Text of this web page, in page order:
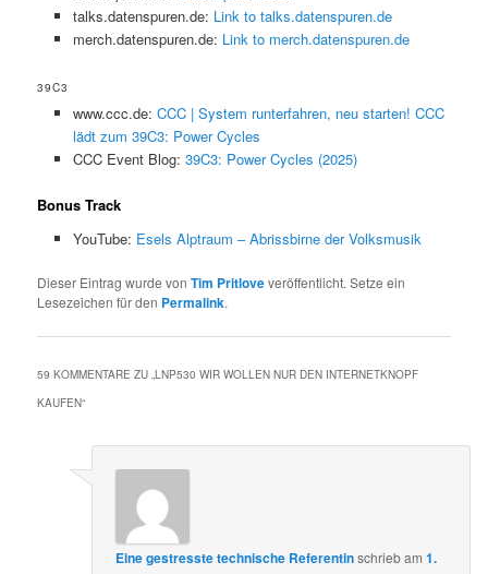
talks.datenspuren.de: Link to talks.datenspuren.de
merch.datenspuren.de: Link to merch.datenspuren.de
39C3
www.ccc.de: CCC | System runterfahren, neu starten! CCC
lädt zum 39C3: Power Cycles
CCC Event Blog: 39C3: Power Cycles (2025)
Bonus Track
YouTube: Esels Alptraum – Abrissbirne der Volksmusik
Dieser Eintrag wurde vonTim Pritloveveröffentlicht. Setze ein
Lesezeichen für den Permalink.
59 KOMMENTARE ZU „LNP530 WIR WOLLEN NUR DEN INTERNETKNOPF
KAUFEN“
Eine gestresste technische Referentinschriebam1.